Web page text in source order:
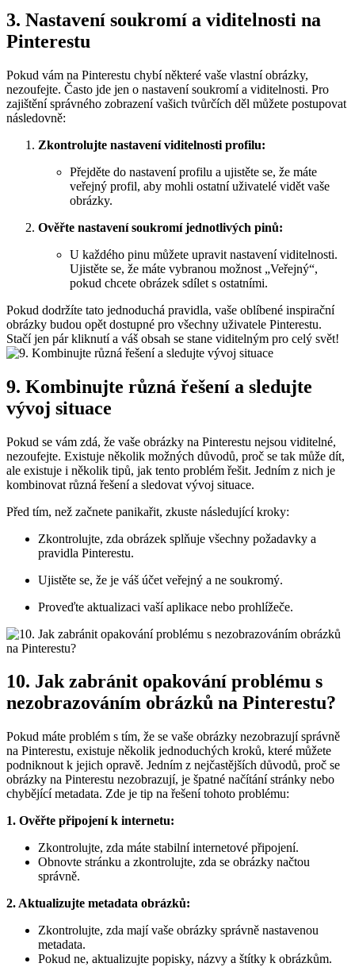
3. Nastavení soukromí a viditelnosti na
Pinterestu
Pokud vám na Pinterestu chybí některé vaše vlastní obrázky,
nezoufejte. Často jde jen o nastavení soukromí a viditelnosti. Pro
zajištění správného zobrazení vašich tvůrčích děl můžete postupovat
následovně:
Zkontrolujte nastavení viditelnosti profilu:
Přejděte do nastavení profilu a ujistěte se, že máte
veřejný profil, aby mohli ostatní uživatelé vidět vaše
obrázky.
Ověřte nastavení soukromí jednotlivých pinů:
U každého pinu můžete upravit nastavení viditelnosti.
Ujistěte se, že máte vybranou možnost „Veřejný“,
pokud chcete obrázek sdílet s ostatními.
Pokud dodržíte tato jednoduchá pravidla, vaše oblíbené inspirační
obrázky budou opět dostupné pro všechny uživatele Pinterestu.
Stačí jen pár kliknutí a váš obsah se stane viditelným pro celý svět!
9. Kombinujte různá řešení a sledujte
vývoj situace
Pokud se vám zdá, že vaše obrázky na Pinterestu nejsou viditelné,
nezoufejte. Existuje několik možných důvodů, proč se tak může dít,
ale existuje i několik tipů, jak tento problém řešit. Jedním z nich je
kombinovat různá řešení a sledovat vývoj situace.
Před tím, než začnete panikařit, zkuste následující kroky:
Zkontrolujte, zda obrázek splňuje všechny požadavky a
pravidla Pinterestu.
Ujistěte se, že je váš účet veřejný a ne soukromý.
Proveďte aktualizaci vaší aplikace nebo prohlížeče.
10. Jak zabránit opakování problému s
nezobrazováním obrázků na Pinterestu?
Pokud máte problém s tím, že se vaše obrázky nezobrazují správně
na Pinterestu, existuje několik jednoduchých kroků, které můžete
podniknout k jejich opravě. Jedním z nejčastějších důvodů, proč se
obrázky na Pinterestu nezobrazují, je špatné načítání stránky nebo
chybějící metadata. Zde je tip na řešení tohoto problému:
1. Ověřte připojení k internetu:
Zkontrolujte, zda máte stabilní internetové připojení.
Obnovte stránku a zkontrolujte, zda se obrázky načtou
správně.
2. Aktualizujte metadata obrázků:
Zkontrolujte, zda mají vaše obrázky správně nastavenou
metadata.
Pokud ne, aktualizujte popisky, názvy a štítky k obrázkům.